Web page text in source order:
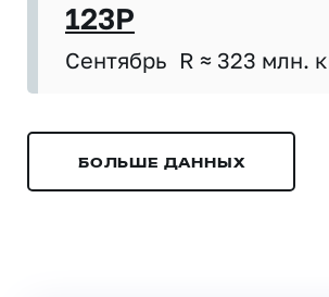
123P
Сентябрь R ≈ 323 млн.
БОЛЬШЕ ДАННЫХ